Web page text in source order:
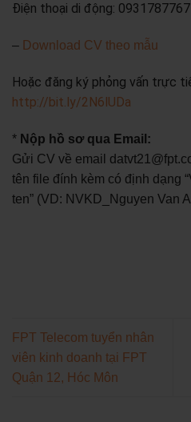
Điện thoại di động:
– Download CV theo mẫu
Hoặc đăng ký phỏng vấn trực
http://bit.ly/2N6lUDa
* Nộp hồ sơ qua Email:
Gửi CV về email
tên file đính kèm có định dạng
ten” (VD: NVKD_Nguyen Van
FPT Telecom tuyển nhân
viên kinh doanh tại FPT
Quận 12, Hóc Môn